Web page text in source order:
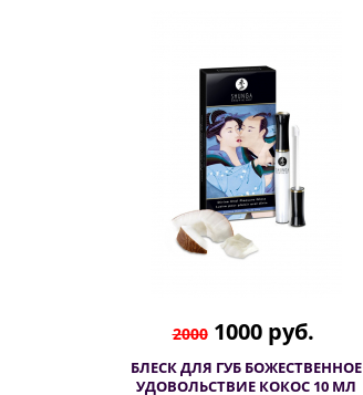
20001000 руб.
БЛЕСК ДЛЯ ГУБ БОЖЕСТВЕННОЕ
УДОВОЛЬСТВИЕ КОКОС 10 МЛ